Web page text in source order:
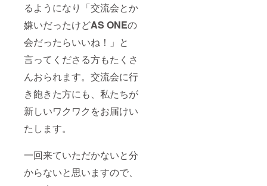
るようになり「交流会とか
嫌いだったけどAS ONEの
会だったらいいね！」と
言ってくださる方もたくさ
んおられます。交流会に行
き飽きた方にも、私たちが
新しいワクワクをお届けい
たします。
一回来ていただかないと分
からないと思いますので、